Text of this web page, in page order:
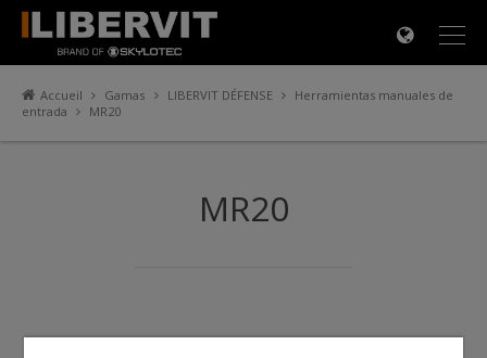
Accueil Gamas LIBERVIT DÉFENSE
Herramientas manuales de
entrada
MR20
MR20
×